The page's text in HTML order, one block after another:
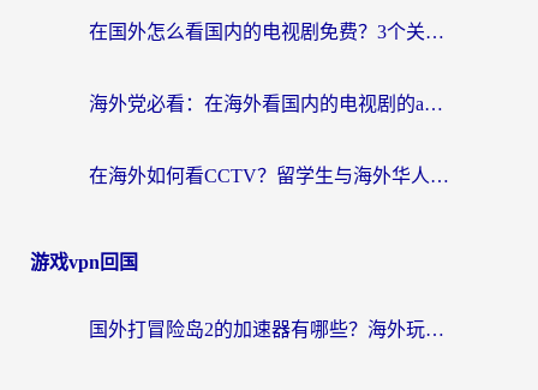
在国外怎么看国内的电视剧免费？3个关键步骤+1款靠谱加速器帮你搞定
海外党必看：在海外看国内的电视剧的app选对了吗？3步解决地域限制烦恼
在海外如何看CCTV？留学生与海外华人的实用回国加速指南
游戏vpn回国
国外打冒险岛2的加速器有哪些？海外玩家国服畅玩全攻略（附实测推荐）